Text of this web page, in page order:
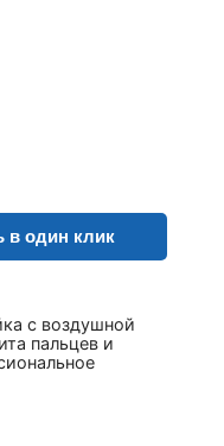
в один клик
с воздушной
пальцев и